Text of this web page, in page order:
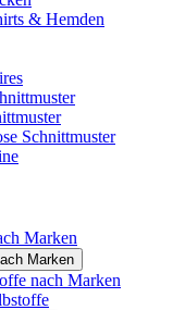
& Hemden
Schnittmuster
Marken
Marken
nach Marken